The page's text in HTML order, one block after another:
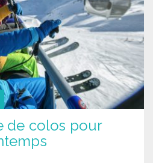
de colos pour